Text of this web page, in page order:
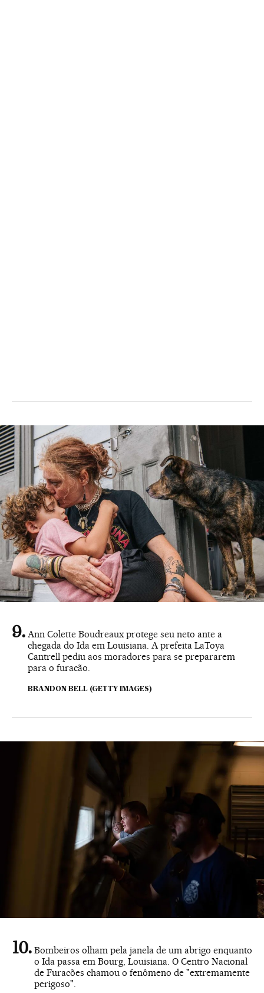
Ann Colette Boudreaux protege seu neto ante a
chegada do Ida em Louisiana. A prefeita LaToya
Cantrell pediu aos moradores para se prepararem
para o furacão.
BRANDON BELL (GETTY IMAGES)
Bombeiros olham pela janela de um abrigo enquanto
o Ida passa em Bourg, Louisiana. O Centro Nacional
de Furacões chamou o fenômeno de "extremamente
perigoso".